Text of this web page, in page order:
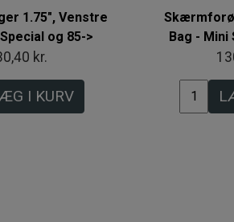
1.75", Venstre
og 85->
kr.
I KURV
Bag - Mini